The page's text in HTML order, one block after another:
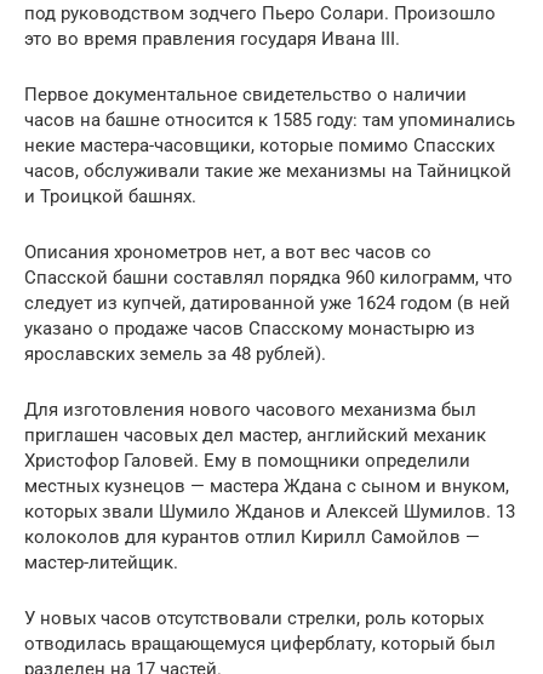
под руководством зодчего Пьеро Солари. Произошло
это во время правления государя Ивана III.
Первое документальное свидетельство о наличии
часов на башне относится к 1585 году: там упоминались
некие мастера-часовщики, которые помимо Спасских
часов, обслуживали такие же механизмы на Тайницкой
и Троицкой башнях.
Описания хронометров нет, а вот вес часов со
Спасской башни составлял порядка 960 килограмм, что
следует из купчей, датированной уже 1624 годом (в ней
указано о продаже часов Спасскому монастырю из
ярославских земель за 48 рублей).
Для изготовления нового часового механизма был
приглашен часовых дел мастер, английский механик
Христофор Галовей. Ему в помощники определили
местных кузнецов — мастера Ждана с сыном и внуком,
которых звали Шумило Жданов и Алексей Шумилов. 13
колоколов для курантов отлил Кирилл Самойлов —
мастер-литейщик.
У новых часов отсутствовали стрелки, роль которых
отводилась вращающемуся циферблату, который был
разделен на 17 частей.